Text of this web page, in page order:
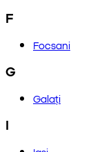
F
Focsani
G
Galați
I